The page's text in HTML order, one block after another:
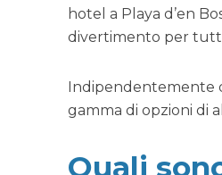
hotel a Playa d’en
divertimento per
Indipendentemente
gamma di opzioni di
Quali